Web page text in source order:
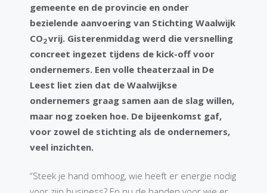
gemeente en de provincie en onder
bezielende aanvoering van Stichting Waalwijk
CO2vrij. Gisterenmiddag werd die versnelling
concreet ingezet tijdens de kick-off voor
ondernemers. Een volle theaterzaal in De
Leest liet zien dat de Waalwijkse
ondernemers graag samen aan de slag willen,
maar nog zoeken hoe. De bijeenkomst gaf,
voor zowel de stichting als de ondernemers,
veel inzichten.
“Steek je hand omhoog, wie heeft er energie nodig